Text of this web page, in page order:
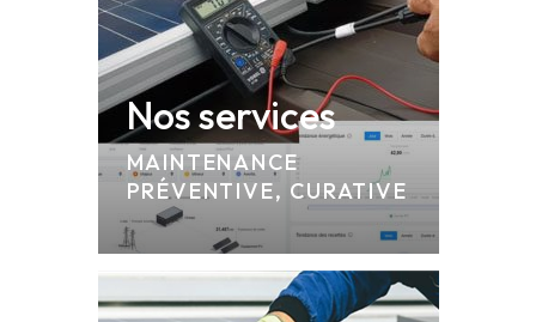
Nos services
MAINTENANCE
PRÉVENTIVE, CURATIVE